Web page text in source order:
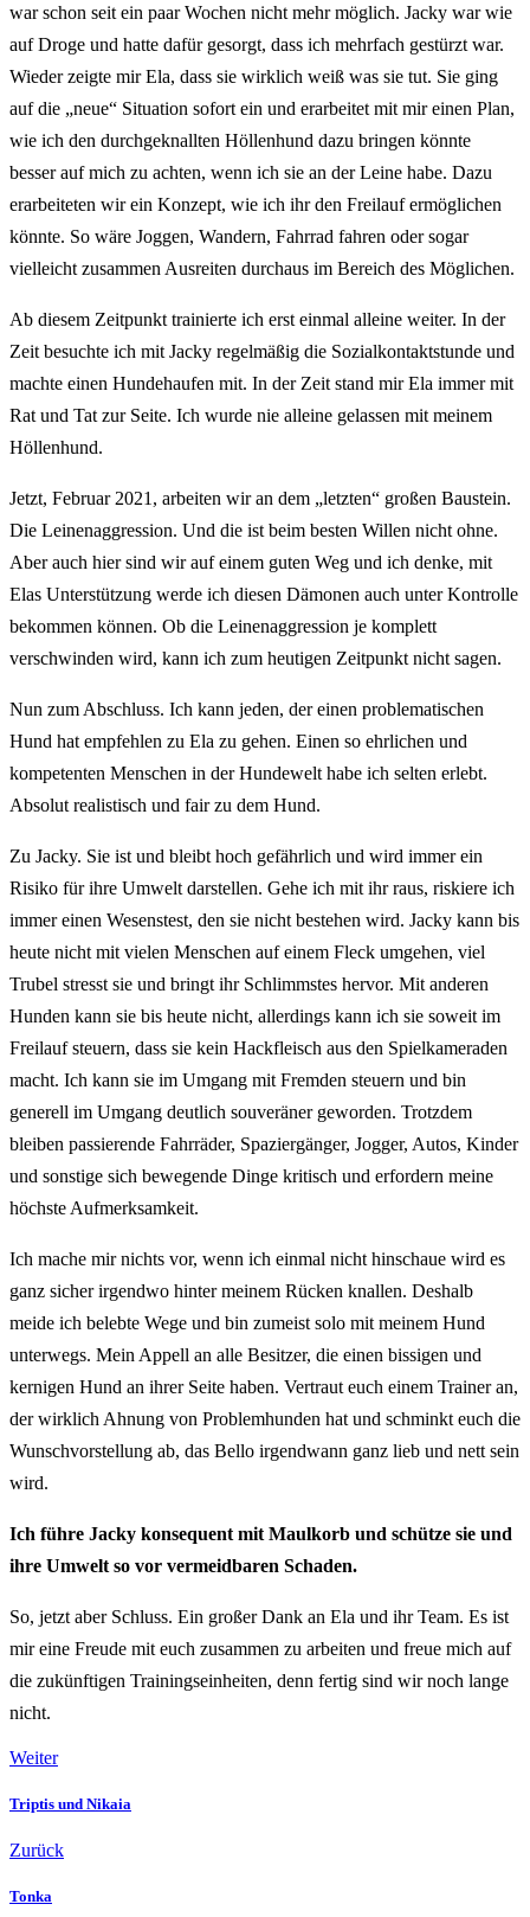
war schon seit ein paar Wochen nicht mehr möglich. Jacky war wie
auf Droge und hatte dafür gesorgt, dass ich mehrfach gestürzt war.
Wieder zeigte mir Ela, dass sie wirklich weiß was sie tut. Sie ging
auf die „neue“ Situation sofort ein und erarbeitet mit mir einen Plan,
wie ich den durchgeknallten Höllenhund dazu bringen könnte
besser auf mich zu achten, wenn ich sie an der Leine habe. Dazu
erarbeiteten wir ein Konzept, wie ich ihr den Freilauf ermöglichen
könnte. So wäre Joggen, Wandern, Fahrrad fahren oder sogar
vielleicht zusammen Ausreiten durchaus im Bereich des Möglichen.
Ab diesem Zeitpunkt trainierte ich erst einmal alleine weiter. In der
Zeit besuchte ich mit Jacky regelmäßig die Sozialkontaktstunde und
machte einen Hundehaufen mit. In der Zeit stand mir Ela immer mit
Rat und Tat zur Seite. Ich wurde nie alleine gelassen mit meinem
Höllenhund.
Jetzt, Februar 2021, arbeiten wir an dem „letzten“ großen Baustein.
Die Leinenaggression. Und die ist beim besten Willen nicht ohne.
Aber auch hier sind wir auf einem guten Weg und ich denke, mit
Elas Unterstützung werde ich diesen Dämonen auch unter Kontrolle
bekommen können. Ob die Leinenaggression je komplett
verschwinden wird, kann ich zum heutigen Zeitpunkt nicht sagen.
Nun zum Abschluss. Ich kann jeden, der einen problematischen
Hund hat empfehlen zu Ela zu gehen. Einen so ehrlichen und
kompetenten Menschen in der Hundewelt habe ich selten erlebt.
Absolut realistisch und fair zu dem Hund.
Zu Jacky. Sie ist und bleibt hoch gefährlich und wird immer ein
Risiko für ihre Umwelt darstellen. Gehe ich mit ihr raus, riskiere ich
immer einen Wesenstest, den sie nicht bestehen wird. Jacky kann bis
heute nicht mit vielen Menschen auf einem Fleck umgehen, viel
Trubel stresst sie und bringt ihr Schlimmstes hervor. Mit anderen
Hunden kann sie bis heute nicht, allerdings kann ich sie soweit im
Freilauf steuern, dass sie kein Hackfleisch aus den Spielkameraden
macht. Ich kann sie im Umgang mit Fremden steuern und bin
generell im Umgang deutlich souveräner geworden. Trotzdem
bleiben passierende Fahrräder, Spaziergänger, Jogger, Autos, Kinder
und sonstige sich bewegende Dinge kritisch und erfordern meine
höchste Aufmerksamkeit.
Ich mache mir nichts vor, wenn ich einmal nicht hinschaue wird es
ganz sicher irgendwo hinter meinem Rücken knallen. Deshalb
meide ich belebte Wege und bin zumeist solo mit meinem Hund
unterwegs. Mein Appell an alle Besitzer, die einen bissigen und
kernigen Hund an ihrer Seite haben. Vertraut euch einem Trainer an,
der wirklich Ahnung von Problemhunden hat und schminkt euch die
Wunschvorstellung ab, das Bello irgendwann ganz lieb und nett sein
wird.
Ich führe Jacky konsequent mit Maulkorb und schütze sie und
ihre Umwelt so vor vermeidbaren Schaden.
So, jetzt aber Schluss. Ein großer Dank an Ela und ihr Team. Es ist
mir eine Freude mit euch zusammen zu arbeiten und freue mich auf
die zukünftigen Trainingseinheiten, denn fertig sind wir noch lange
nicht.
Weiter
Triptis und Nikaia
Zurück
Tonka